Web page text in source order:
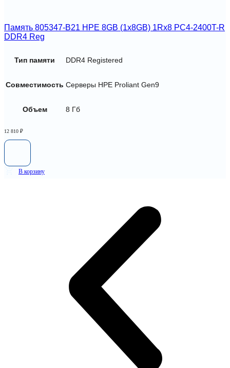
Память 805347-B21 HPE 8GB (1x8GB) 1Rx8 PC4-2400T-R
DDR4 Reg
Тип памяти DDR4 Registered
Совместимость Серверы HPE Proliant Gen9
Объем 8 Гб
12 810 ₽
В корзину